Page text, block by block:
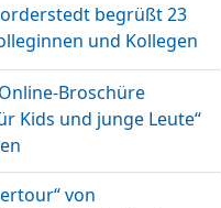
begrüßt 23
und Kollegen
Broschüre
Kids und junge Leute“
von